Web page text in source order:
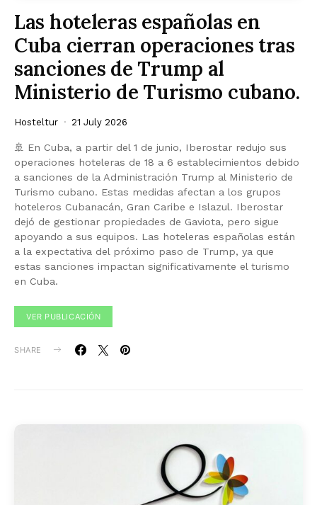
Las hoteleras españolas en
Cuba cierran operaciones tras
sanciones de Trump al
Ministerio de Turismo cubano.
Hosteltur 21 July 2026
🚢 En Cuba, a partir del 1 de junio, Iberostar redujo sus
operaciones hoteleras de 18 a 6 establecimientos debido
a sanciones de la Administración Trump al Ministerio de
Turismo cubano. Estas medidas afectan a los grupos
hoteleros Cubanacán, Gran Caribe e Islazul. Iberostar
dejó de gestionar propiedades de Gaviota, pero sigue
apoyando a sus equipos. Las hoteleras españolas están
a la expectativa del próximo paso de Trump, ya que
estas sanciones impactan significativamente el turismo
en Cuba.
VER PUBLICACIÓN
SHARE